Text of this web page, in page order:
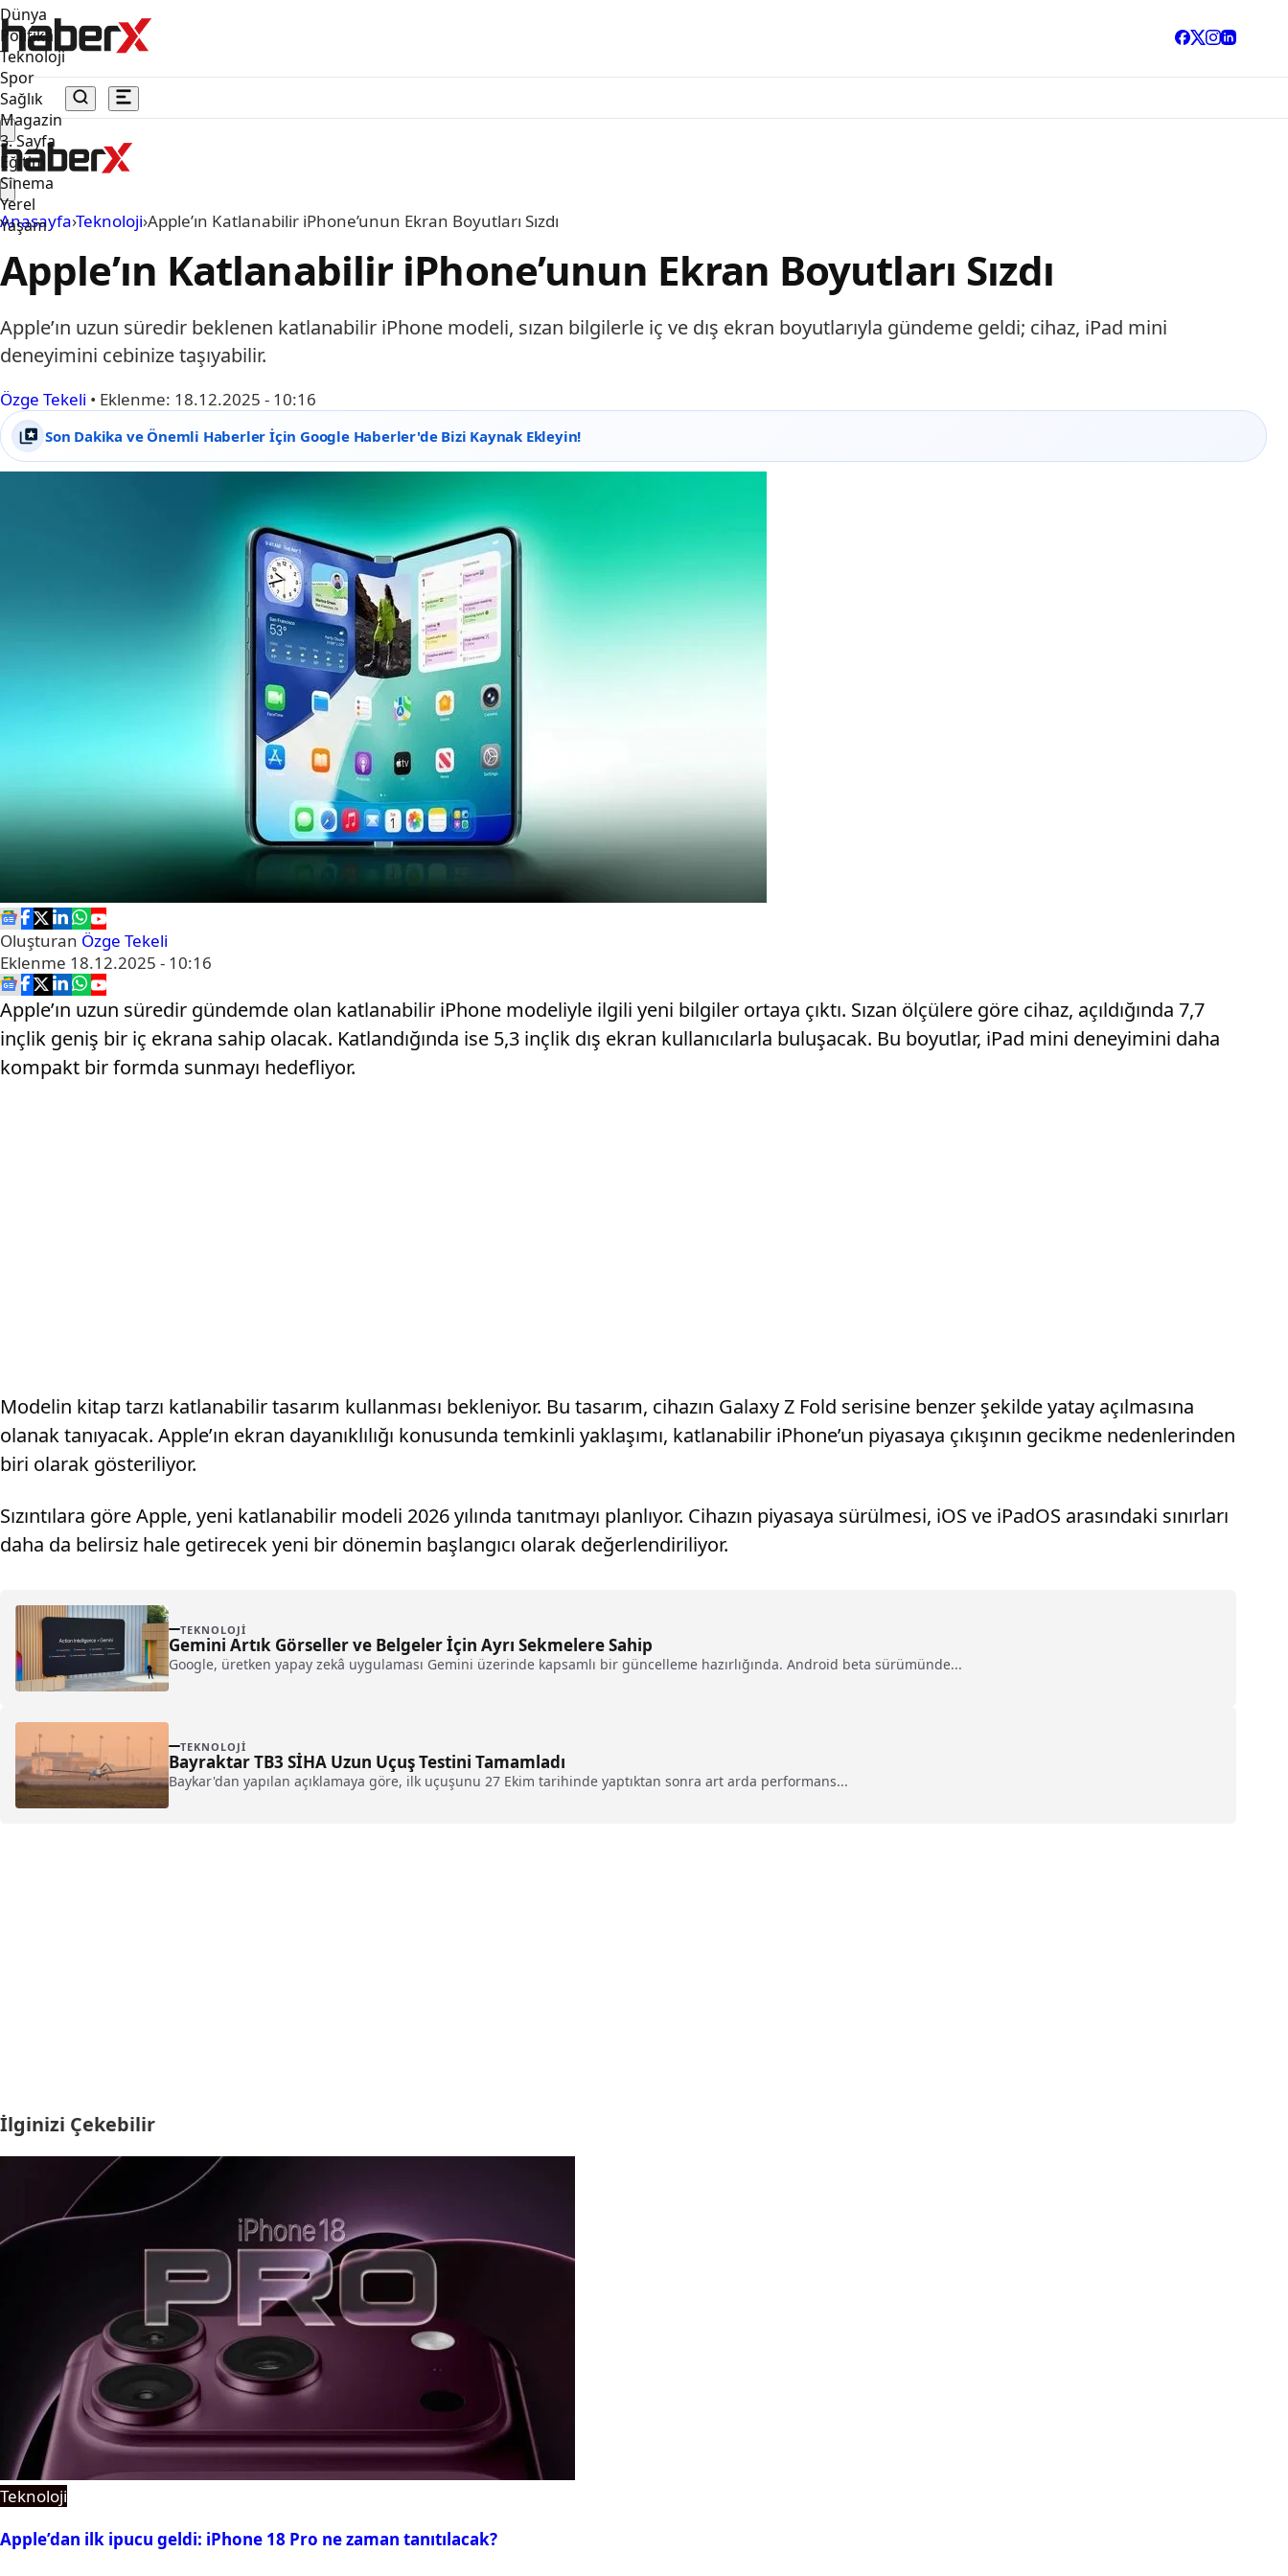
Dünya
Politika
Teknoloji
Spor
Sağlık
Magazin
3. Sayfa
Eğitim
Sinema
Yerel
Yaşam
Anasayfa›Teknoloji›Apple’ın Katlanabilir iPhone’unun Ekran Boyutları Sızdı
Apple’ın Katlanabilir iPhone’unun Ekran Boyutları Sızdı
Apple’ın uzun süredir beklenen katlanabilir iPhone modeli, sızan bilgilerle iç ve dış ekran boyutlarıyla gündeme geldi; cihaz, iPad mini
deneyimini cebinize taşıyabilir.
Özge Tekeli • Eklenme: 18.12.2025 - 10:16
Son Dakika ve Önemli Haberler İçin Google Haberler'de Bizi Kaynak Ekleyin!
Oluşturan Özge Tekeli
Eklenme 18.12.2025 - 10:16
Apple’ın uzun süredir gündemde olan katlanabilir iPhone modeliyle ilgili yeni bilgiler ortaya çıktı. Sızan ölçülere göre cihaz, açıldığında 7,7
inçlik geniş bir iç ekrana sahip olacak. Katlandığında ise 5,3 inçlik dış ekran kullanıcılarla buluşacak. Bu boyutlar, iPad mini deneyimini daha
kompakt bir formda sunmayı hedefliyor.
Modelin kitap tarzı katlanabilir tasarım kullanması bekleniyor. Bu tasarım, cihazın Galaxy Z Fold serisine benzer şekilde yatay açılmasına
olanak tanıyacak. Apple’ın ekran dayanıklılığı konusunda temkinli yaklaşımı, katlanabilir iPhone’un piyasaya çıkışının gecikme nedenlerinden
biri olarak gösteriliyor.
Sızıntılara göre Apple, yeni katlanabilir modeli 2026 yılında tanıtmayı planlıyor. Cihazın piyasaya sürülmesi, iOS ve iPadOS arasındaki sınırları
daha da belirsiz hale getirecek yeni bir dönemin başlangıcı olarak değerlendiriliyor.
TEKNOLOJI
Gemini Artık Görseller ve Belgeler İçin Ayrı Sekmelere Sahip
Google, üretken yapay zekâ uygulaması Gemini üzerinde kapsamlı bir güncelleme hazırlığında. Android beta sürümünde...
TEKNOLOJI
Bayraktar TB3 SİHA Uzun Uçuş Testini Tamamladı
Baykar'dan yapılan açıklamaya göre, ilk uçuşunu 27 Ekim tarihinde yaptıktan sonra art arda performans...
İlginizi Çekebilir
Teknoloji
Apple’dan ilk ipucu geldi: iPhone 18 Pro ne zaman tanıtılacak?